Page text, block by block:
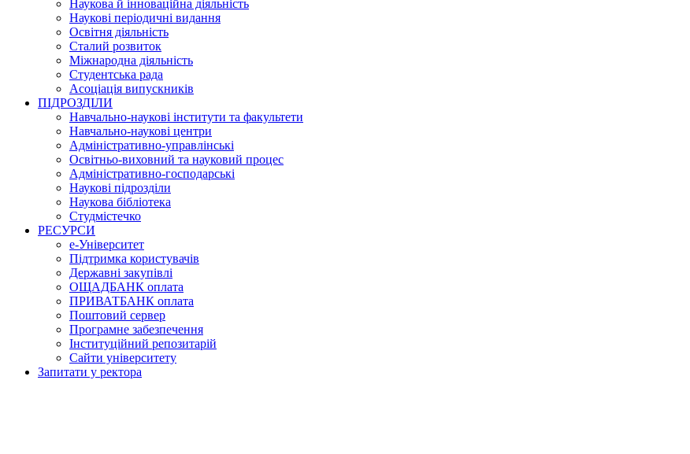
Наукова й інноваційна діяльність
Наукові періодичні видання
Освітня діяльність
Сталий розвиток
Міжнародна діяльність
Студентська рада
Асоціація випускників
ПІДРОЗДІЛИ
Навчально-наукові інститути та факультети
Навчально-наукові центри
Адміністративно-управлінські
Освітньо-виховний та науковий процес
Адміністративно-господарські
Наукові підрозділи
Наукова бібліотека
Студмістечко
РЕСУРСИ
е-Університет
Підтримка користувачів
Державні закупівлі
ОЩАДБАНК оплата
ПРИВАТБАНК оплата
Поштовий сервер
Програмне забезпечення
Інституційний репозитарій
Сайти університету
Запитати у ректора